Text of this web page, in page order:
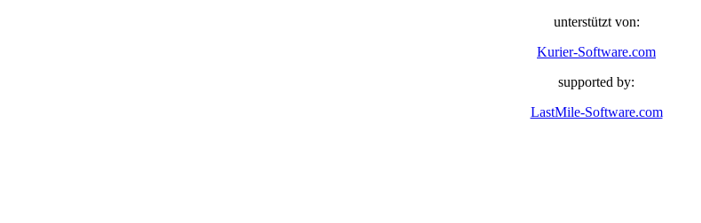
unterstützt von:
Kurier-Software.com
supported by:
LastMile-Software.com